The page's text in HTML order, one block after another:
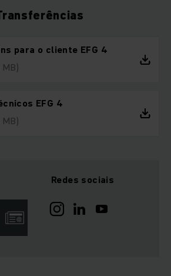
para o cliente EFG 4
EFG 4
Redes sociais